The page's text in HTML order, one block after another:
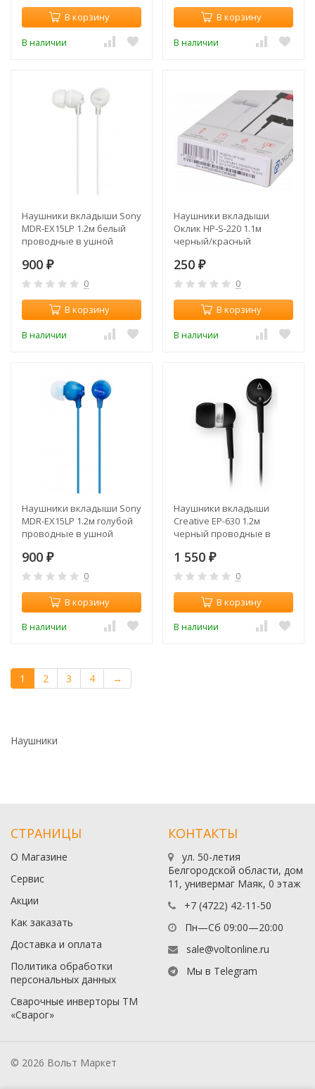
В корзину
В наличии
В корзину
В наличии
Наушники вкладыши Sony
MDR-EX15LP 1.2м белый
проводные в ушной
(MDREX15LPW.AE)
900 ₽
0
В корзину
В наличии
Наушники вкладыши
Оклик HP-S-220 1.1м
черный/красный
раковине (D2-1)
250 ₽
0
В корзину
В наличии
Наушники вкладыши Sony
MDR-EX15LP 1.2м голубой
проводные в ушной
(MDREX15LPLI.AE)
900 ₽
0
В корзину
В наличии
Наушники вкладыши
Creative EP-630 1.2м
черный проводные в
(51MZ0085AA020)
1 550 ₽
0
В корзину
В наличии
1 2 3 4 →
Наушники
СТРАНИЦЫ
О Магазине
Сервис
Акции
Как заказать
Доставка и оплата
Политика обработки
персональных данных
Сварочные инверторы ТМ
«Сварог»
КОНТАКТЫ
ул. 50-летия
Белгородской области, дом
11, универмаг Маяк, 0 этаж
+7 (4722) 42-11-50
Пн—Сб 09:00—20:00
sale@voltonline.ru
Мы в Telegram
© 2026 Вольт Маркет